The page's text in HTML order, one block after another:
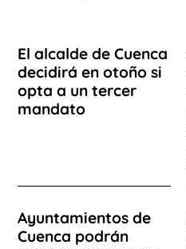
El alcalde de Cuenca
decidirá en otoño si
opta a un tercer
mandato
Ayuntamientos de
Cuenca podrán